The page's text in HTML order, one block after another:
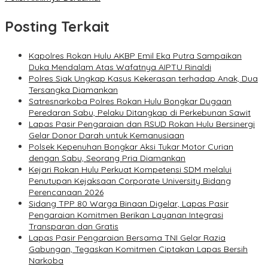
Posting Terkait
Kapolres Rokan Hulu AKBP Emil Eka Putra Sampaikan
Duka Mendalam Atas Wafatnya AIPTU Rinaldi
Polres Siak Ungkap Kasus Kekerasan terhadap Anak, Dua
Tersangka Diamankan
Satresnarkoba Polres Rokan Hulu Bongkar Dugaan
Peredaran Sabu, Pelaku Ditangkap di Perkebunan Sawit
Lapas Pasir Pengaraian dan RSUD Rokan Hulu Bersinergi
Gelar Donor Darah untuk Kemanusiaan
Polsek Kepenuhan Bongkar Aksi Tukar Motor Curian
dengan Sabu, Seorang Pria Diamankan
Kejari Rokan Hulu Perkuat Kompetensi SDM melalui
Penutupan Kejaksaan Corporate University Bidang
Perencanaan 2026
Sidang TPP 80 Warga Binaan Digelar, Lapas Pasir
Pengaraian Komitmen Berikan Layanan Integrasi
Transparan dan Gratis
Lapas Pasir Pengaraian Bersama TNI Gelar Razia
Gabungan, Tegaskan Komitmen Ciptakan Lapas Bersih
Narkoba